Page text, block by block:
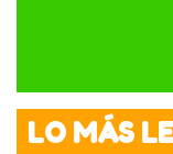
LO MÁS